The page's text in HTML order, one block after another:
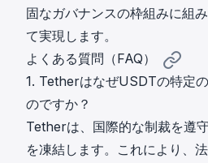
固なガバナンスの枠組みに組
て実現します。
よくある質問（FAQ）
1. TetherはなぜUSDTの特定
のですか？
Tetherは、国際的な制裁を遵
を凍結します。これにより、